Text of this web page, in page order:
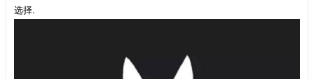
选择.